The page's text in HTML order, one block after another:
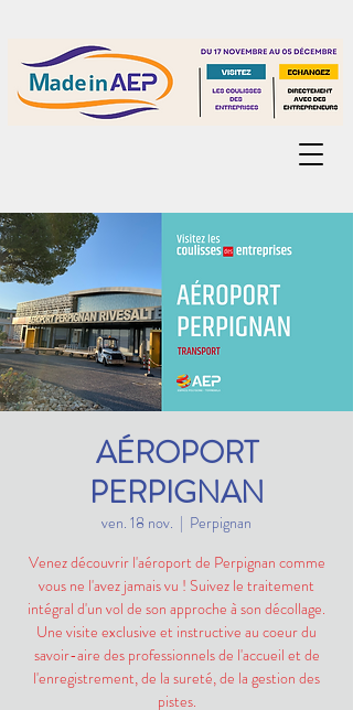
AÉROPORT
PERPIGNAN
ven. 18 nov.
  |
Perpignan
Venez découvrir l'aéroport de Perpignan comme
vous ne l'avez jamais vu ! Suivez le traitement
intégral d'un vol de son approche à son décollage.
Une visite exclusive et instructive au coeur du
savoir-aire des professionnels de l'accueil et de
l'enregistrement, de la sureté, de la gestion des
pistes.